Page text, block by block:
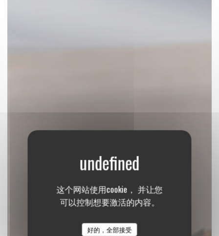
这个网站使用cookie， 并让您
可以控制想要激活的内容。
好的，全部接受
Restaurant Demeures de
Campagne Château de
Fontainebleau